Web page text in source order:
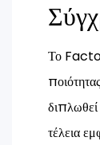
Το
διπλωθεί
τέλεια